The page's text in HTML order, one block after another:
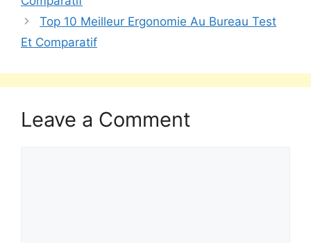
Top 10 Meilleur Ergonomie Au Bureau Test
Et Comparatif
Leave a Comment